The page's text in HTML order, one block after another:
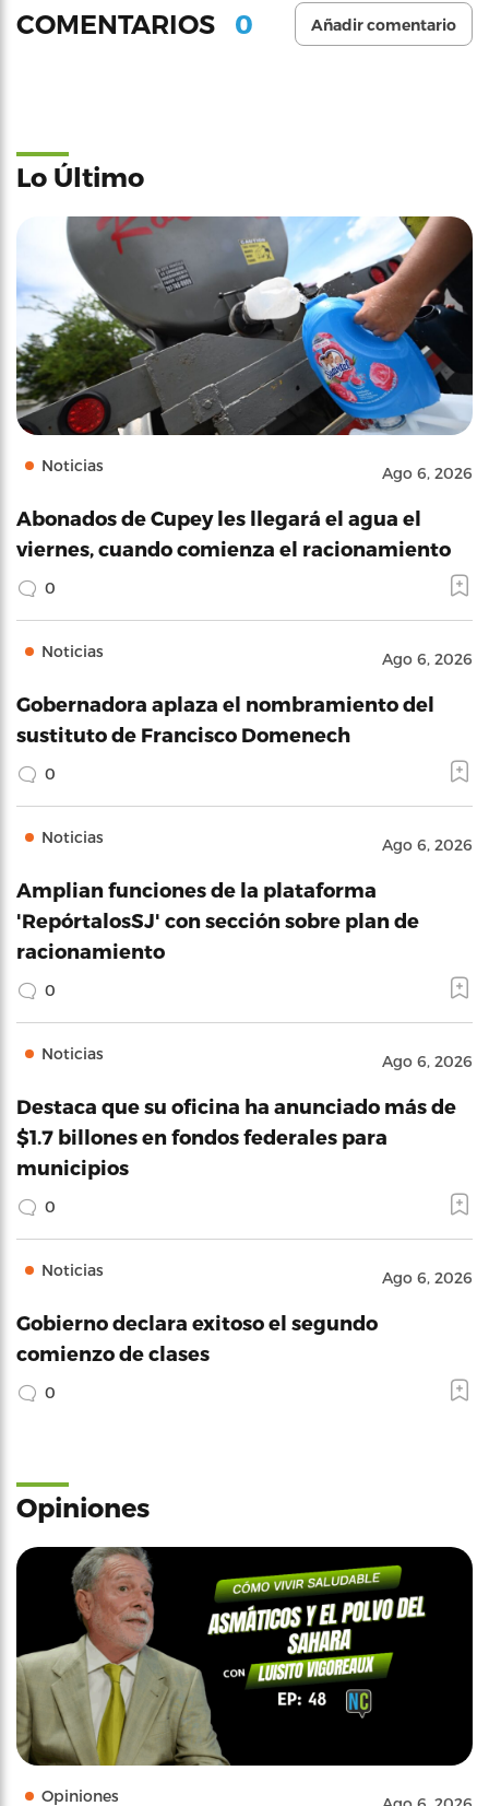
COMENTARIOS 0 Añadir comentario
Lo Último
Noticias Ago 6, 2026
Abonados de Cupey les llegará el agua el
viernes, cuando comienza el racionamiento
0
Noticias Ago 6, 2026
Gobernadora aplaza el nombramiento del
sustituto de Francisco Domenech
0
Noticias Ago 6, 2026
Amplian funciones de la plataforma
'RepórtalosSJ' con sección sobre plan de
racionamiento
0
Noticias Ago 6, 2026
Destaca que su oficina ha anunciado más de
$1.7 billones en fondos federales para
municipios
0
Noticias Ago 6, 2026
Gobierno declara exitoso el segundo
comienzo de clases
0
Opiniones
Opiniones